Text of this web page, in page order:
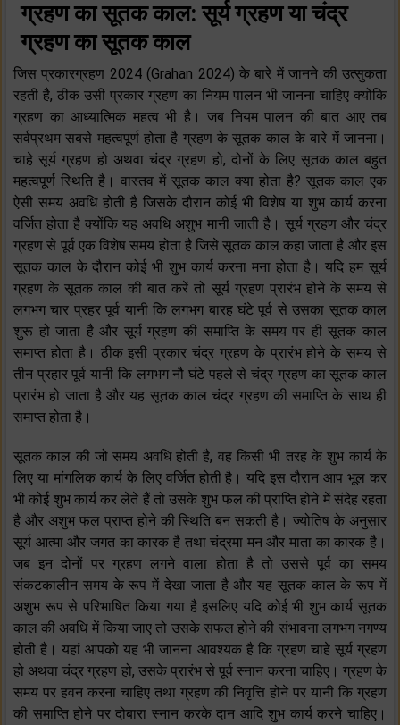
ग्रहण का सूतक काल: सूर्य ग्रहण या चंद्र
ग्रहण का सूतक काल
जिस प्रकारग्रहण 2024 (Grahan 2024) के बारे में जानने की उत्सुकता
रहती है, ठीक उसी प्रकार ग्रहण का नियम पालन भी जानना चाहिए क्योंकि
ग्रहण का आध्यात्मिक महत्व भी है। जब नियम पालन की बात आए तब
सर्वप्रथम सबसे महत्वपूर्ण होता है ग्रहण के सूतक काल के बारे में जानना।
चाहे सूर्य ग्रहण हो अथवा चंद्र ग्रहण हो, दोनों के लिए सूतक काल बहुत
महत्वपूर्ण स्थिति है। वास्तव में सूतक काल क्या होता है? सूतक काल एक
ऐसी समय अवधि होती है जिसके दौरान कोई भी विशेष या शुभ कार्य करना
वर्जित होता है क्योंकि यह अवधि अशुभ मानी जाती है। सूर्य ग्रहण और चंद्र
ग्रहण से पूर्व एक विशेष समय होता है जिसे सूतक काल कहा जाता है और इस
सूतक काल के दौरान कोई भी शुभ कार्य करना मना होता है। यदि हम सूर्य
ग्रहण के सूतक काल की बात करें तो सूर्य ग्रहण प्रारंभ होने के समय से
लगभग चार प्रहर पूर्व यानी कि लगभग बारह घंटे पूर्व से उसका सूतक काल
शुरू हो जाता है और सूर्य ग्रहण की समाप्ति के समय पर ही सूतक काल
समाप्त होता है। ठीक इसी प्रकार चंद्र ग्रहण के प्रारंभ होने के समय से
तीन प्रहार पूर्व यानी कि लगभग नौ घंटे पहले से चंद्र ग्रहण का सूतक काल
प्रारंभ हो जाता है और यह सूतक काल चंद्र ग्रहण की समाप्ति के साथ ही
समाप्त होता है।
सूतक काल की जो समय अवधि होती है, वह किसी भी तरह के शुभ कार्य के
लिए या मांगलिक कार्य के लिए वर्जित होती है। यदि इस दौरान आप भूल कर
भी कोई शुभ कार्य कर लेते हैं तो उसके शुभ फल की प्राप्ति होने में संदेह रहता
है और अशुभ फल प्राप्त होने की स्थिति बन सकती है। ज्योतिष के अनुसार
सूर्य आत्मा और जगत का कारक है तथा चंद्रमा मन और माता का कारक है।
जब इन दोनों पर ग्रहण लगने वाला होता है तो उससे पूर्व का समय
संकटकालीन समय के रूप में देखा जाता है और यह सूतक काल के रूप में
अशुभ रूप से परिभाषित किया गया है इसलिए यदि कोई भी शुभ कार्य सूतक
काल की अवधि में किया जाए तो उसके सफल होने की संभावना लगभग नगण्य
होती है। यहां आपको यह भी जानना आवश्यक है कि ग्रहण चाहे सूर्य ग्रहण
हो अथवा चंद्र ग्रहण हो, उसके प्रारंभ से पूर्व स्नान करना चाहिए। ग्रहण के
समय पर हवन करना चाहिए तथा ग्रहण की निवृत्ति होने पर यानी कि ग्रहण
की समाप्ति होने पर दोबारा स्नान करके दान आदि शुभ कार्य करने चाहिए।